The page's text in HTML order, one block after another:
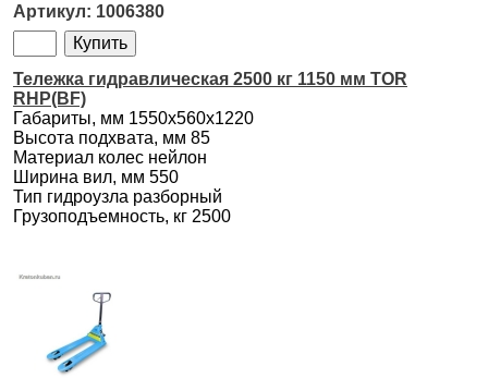
1006380
Тележка гидравлическая 2500 кг 1150 мм TOR
RHP(BF)
Габариты, мм 1550х560х1220
Высота подхвата, мм 85
Материал колес нейлон
Ширина вил, мм 550
Тип гидроузла разборный
Грузоподъемность, кг 2500